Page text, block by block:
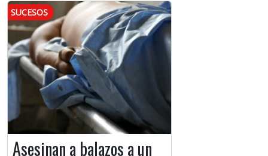
SUCESOS
Asesinan a balazos a un